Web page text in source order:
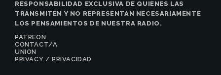
RESPONSABILIDAD EXCLUSIVA DE QUIENES LAS
TRANSMITEN Y NO REPRESENTAN NECESARIAMENTE
LOS PENSAMIENTOS DE NUESTRA RADIO.
PATREON
CONTACT/A
UNION
PRIVACY / PRIVACIDAD